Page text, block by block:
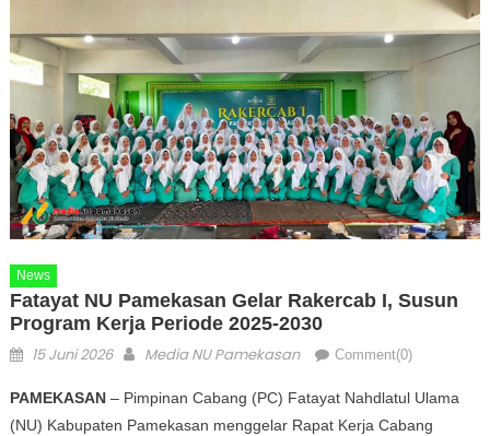
News
Fatayat NU Pamekasan Gelar Rakercab I, Susun
Program Kerja Periode 2025-2030
Posted on
15 Juni 2026 Author
Media NU Pamekasan Comment(0)
PAMEKASAN– Pimpinan Cabang (PC) Fatayat Nahdlatul Ulama
(NU) Kabupaten Pamekasan menggelar Rapat Kerja Cabang